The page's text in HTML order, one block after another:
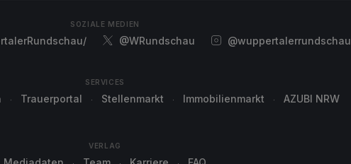
SOZIALE MEDIEN
@WRundschau @wuppertalerrundschau
SERVICES
Trauerportal Stellenmarkt Immobilienmarkt AZUBI NRW
VERLAG